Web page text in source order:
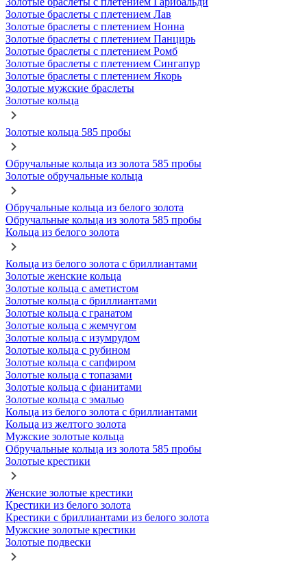
Золотые браслеты с плетением Лав
Золотые браслеты с плетением Нонна
Золотые браслеты с плетением Панцирь
Золотые браслеты с плетением Ромб
Золотые браслеты с плетением Сингапур
Золотые браслеты с плетением Якорь
Золотые мужские браслеты
Золотые кольца
Золотые кольца 585 пробы
Обручальные кольца из золота 585 пробы
Золотые обручальные кольца
Обручальные кольца из белого золота
Обручальные кольца из золота 585 пробы
Кольца из белого золота
Кольца из белого золота с бриллиантами
Золотые женские кольца
Золотые кольца с аметистом
Золотые кольца с бриллиантами
Золотые кольца с гранатом
Золотые кольца с жемчугом
Золотые кольца с изумрудом
Золотые кольца с рубином
Золотые кольца с сапфиром
Золотые кольца с топазами
Золотые кольца с фианитами
Золотые кольца с эмалью
Кольца из белого золота с бриллиантами
Кольца из желтого золота
Мужские золотые кольца
Обручальные кольца из золота 585 пробы
Золотые крестики
Женские золотые крестики
Крестики из белого золота
Крестики с бриллиантами из белого золота
Мужские золотые крестики
Золотые подвески